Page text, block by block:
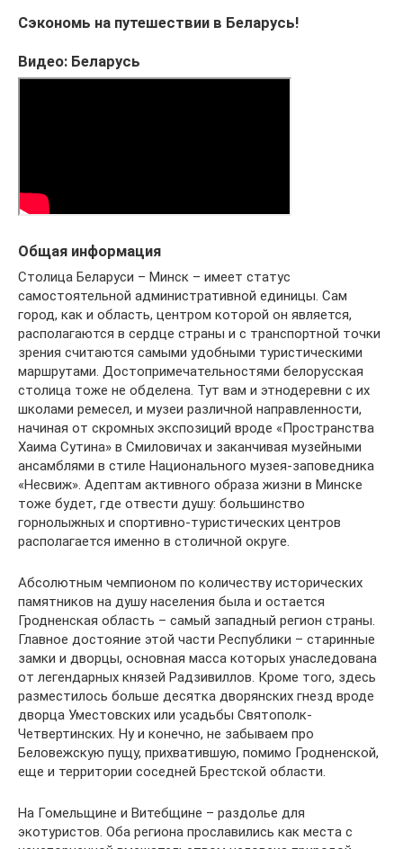
Сэкономь на путешествии в Беларусь!
Видео: Беларусь
Общая информация
Столица Беларуси – Минск – имеет статус
самостоятельной административной единицы. Сам
город, как и область, центром которой он является,
располагаются в сердце страны и с транспортной точки
зрения считаются самыми удобными туристическими
маршрутами. Достопримечательностями белорусская
столица тоже не обделена. Тут вам и этнодеревни с их
школами ремесел, и музеи различной направленности,
начиная от скромных экспозиций вроде «Пространства
Хаима Сутина» в Смиловичах и заканчивая музейными
ансамблями в стиле Национального музея-заповедника
«Несвиж». Адептам активного образа жизни в Минске
тоже будет, где отвести душу: большинство
горнолыжных и спортивно-туристических центров
располагается именно в столичной округе.
Абсолютным чемпионом по количеству исторических
памятников на душу населения была и остается
Гродненская область – самый западный регион страны.
Главное достояние этой части Республики – старинные
замки и дворцы, основная масса которых унаследована
от легендарных князей Радзивиллов. Кроме того, здесь
разместилось больше десятка дворянских гнезд вроде
дворца Уместовских или усадьбы Святополк-
Четвертинских. Ну и конечно, не забываем про
Беловежскую пущу, прихватившую, помимо Гродненской,
еще и территории соседней Брестской области.
На Гомельщине и Витебщине – раздолье для
экотуристов. Оба региона прославились как места с